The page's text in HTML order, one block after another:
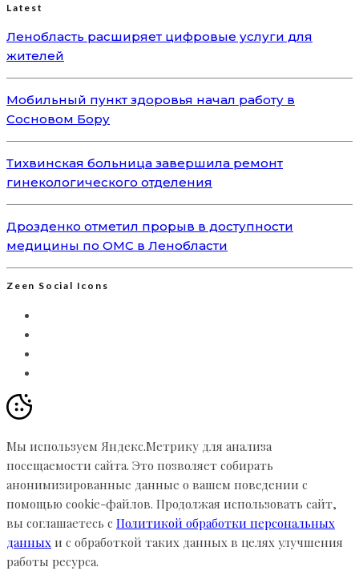
Latest
Ленобласть расширяет цифровые услуги для
жителей
Мобильный пункт здоровья начал работу в
Сосновом Бору
Тихвинская больница завершила ремонт
гинекологического отделения
Дрозденко отметил прорыв в доступности
медицины по ОМС в Ленобласти
Zeen Social Icons
Мы используем Яндекс.Метрику для анализа
посещаемости сайта. Это позволяет собирать
анонимизированные данные о вашем поведении с
помощью cookie-файлов. Продолжая использовать сайт,
вы соглашаетесь с Политикой обработки персональных
данных и с обработкой таких данных в целях улучшения
работы ресурса.